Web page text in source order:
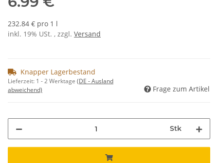
232.84 € pro 1 l
inkl. 19% USt. , zzgl. Versand
Knapper Lagerbestand
Lieferzeit: 1 - 2 Werktage (DE - Ausland
abweichend)
Frage zum Artikel
Stk